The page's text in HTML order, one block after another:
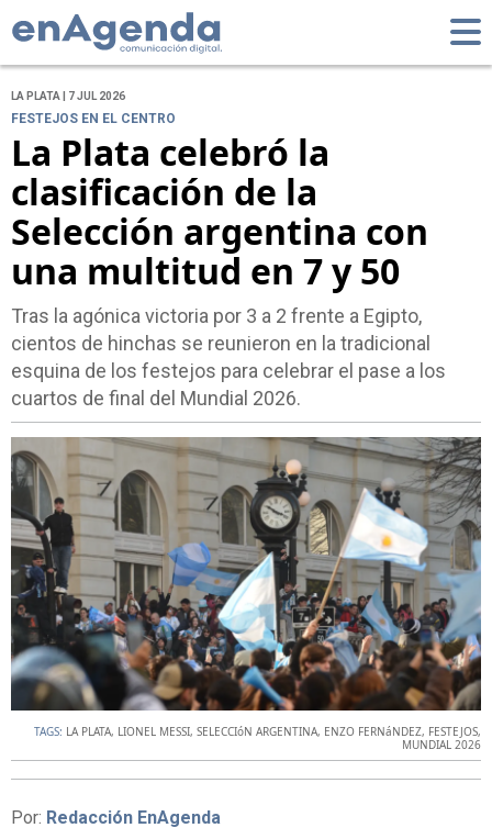
LA PLATA | 7 JUL 2026
FESTEJOS EN EL CENTRO
La Plata celebró la
clasificación de la
Selección argentina con
una multitud en 7 y 50
Tras la agónica victoria por 3 a 2 frente a Egipto,
cientos de hinchas se reunieron en la tradicional
esquina de los festejos para celebrar el pase a los
cuartos de final del Mundial 2026.
TAGS: LA PLATA, LIONEL MESSI, SELECCIóN ARGENTINA, ENZO FERNáNDEZ, FESTEJOS,
MUNDIAL 2026
Por: Redacción EnAgenda